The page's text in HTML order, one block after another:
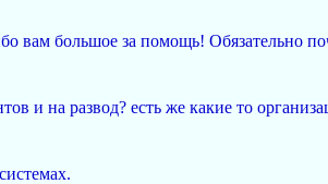
вам большое за помощь! Обязательно
и на развод? есть же какие то